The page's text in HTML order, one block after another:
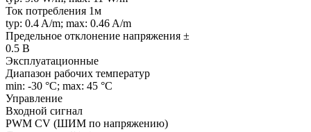
Ток потребления 1м
typ: 0.4 A/m; max: 0.46 A/m
Предельное отклонение напряжения ±
0.5 В
Эксплуатационные
Диапазон рабочих температур
min: -30 °C; max: 45 °C
Управление
Входной сигнал
PWM СV (ШИМ по напряжению)